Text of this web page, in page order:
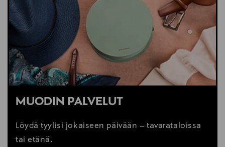
MUODIN PALVELUT
Löydä tyylisi jokaiseen päivään – tavarataloissa
tai etänä.